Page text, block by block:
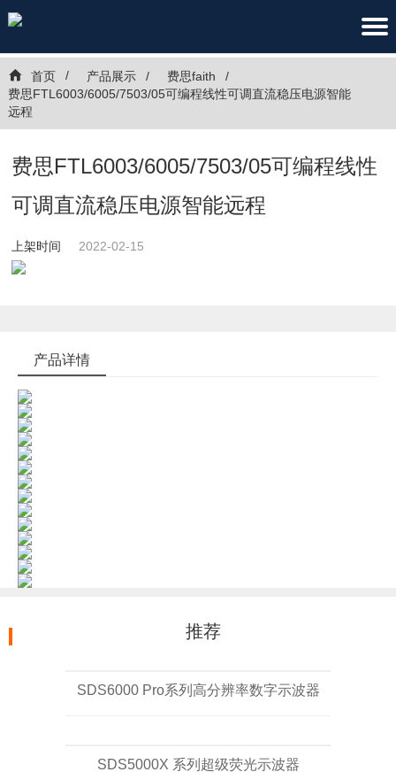
首页 产品展示
费思faith
费思FTL6003/6005/7503/05可编程线性可调直流稳压电源智能
远程
费思FTL6003/6005/7503/05可编程线性
可调直流稳压电源智能远程
上架时间 2022-02-15
产品详情
推荐
SDS6000 Pro系列高分辨率数字示波器
SDS5000X 系列超级荧光示波器